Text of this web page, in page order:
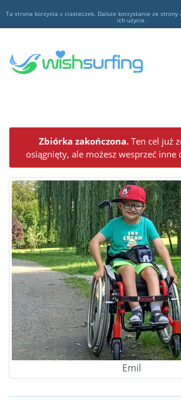
Ta strona korzysta z ciasteczek. Dalsze korzystanie ze strony
ich użycie.
xs
Zbiórka zakończona.Ten cel już
osiągnięty, ale możesz wesprzeć inne
Emil